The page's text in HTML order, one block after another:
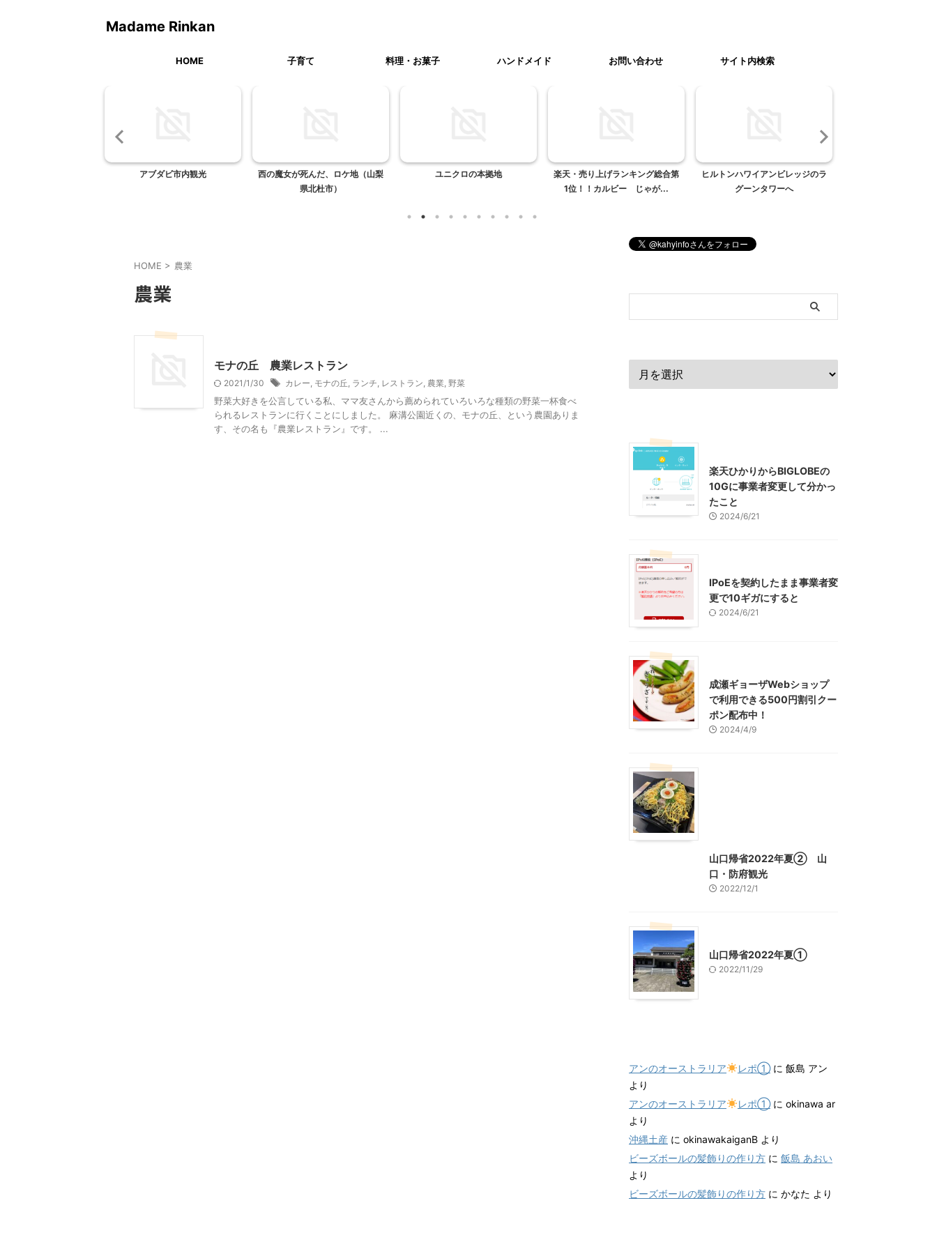
Madame Rinkan
HOME 子育て 料理・お菓子 ハンドメイド お問い合わせ サイト内検索
アブダビ市内観光
西の魔女が死んだ、ロケ地（山梨
県北杜市）
ユニクロの本拠地
楽天・売り上げランキング総合第
1位！！カルビー じゃが...
ヒルトンハワイアンビレッジのラ
グーンタワーへ
HOME > 農業
農業
モナの丘 農業レストラン
2021/1/30 カレー モナの丘 ランチ レストラン 農業 野菜
野菜大好きを公言している私、ママ友さんから薦められていろいろな種類の野菜一杯食べ
られるレストランに行くことにしました。 麻溝公園近くの、モナの丘、という農園ありま
す、その名も『農業レストラン』です。 ...
楽天ひかりからBIGLOBEの
10Gに事業者変更して分かっ
たこと
2024/6/21
IPoEを契約したまま事業者変
更で10ギガにすると
2024/6/21
成瀬ギョーザWebショップ
で利用できる500円割引クー
ポン配布中！
2024/4/9
山口帰省2022年夏② 山
口・防府観光
2022/12/1
山口帰省2022年夏①
2022/11/29
アンのオーストラリア レポ①に 飯島 アン
より
アンのオーストラリア
レポ①に okinawa ar
より
沖縄土産 に okinawakaiganB より
ビーズボールの髪飾りの作り方 に 飯島 あおい
より
ビーズボールの髪飾りの作り方 に かなた より